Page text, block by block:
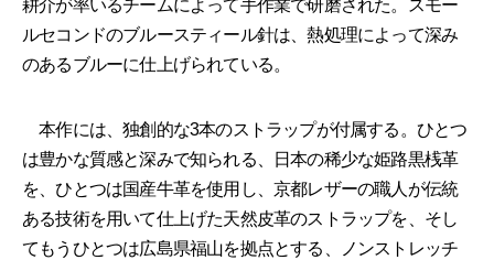
耕介が率いるチームによって手作業で研磨された。スモー
ルセコンドのブルースティール針は、熱処理によって深み
のあるブルーに仕上げられている。
本作には、独創的な3本のストラップが付属する。ひとつ
は豊かな質感と深みで知られる、日本の稀少な姫路黒桟革
を、ひとつは国産牛革を使用し、京都レザーの職人が伝統
ある技術を用いて仕上げた天然皮革のストラップを、そし
てもうひとつは広島県福山を拠点とする、ノンストレッチ